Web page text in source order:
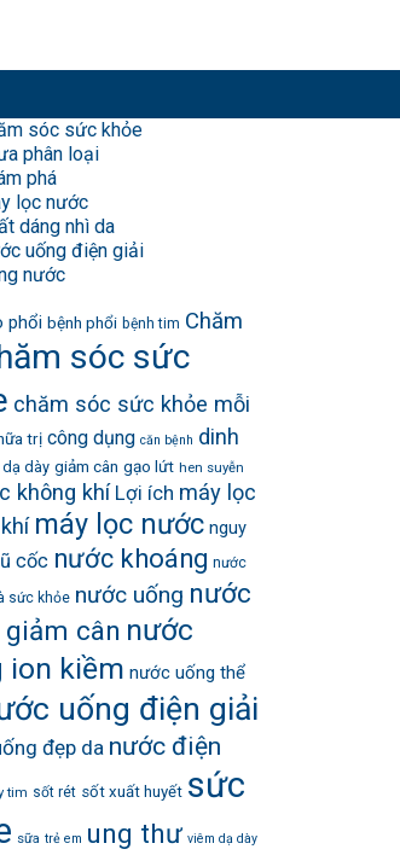
sóc sức khỏe
phân loại
phá
lọc nước
dáng nhì da
uống điện giải
nước
phổi bệnh phổi bệnh tim Chăm
sóc sức
chăm sóc sức khỏe mỗi
trị công dụng căn bệnh dinh
dạ dày giảm cân gạo lứt hen suyễn
không khí Lợi ích máy lọc
máy lọc nước nguy
cốc nước khoáng nước
sức khỏe nước uống nước
giảm cân nước
ion kiềm nước uống thể
uống điện giải
đẹp da nước điện
tim sốt rét sốt xuất huyết sức
sữa trẻ em ung thư viêm dạ dày